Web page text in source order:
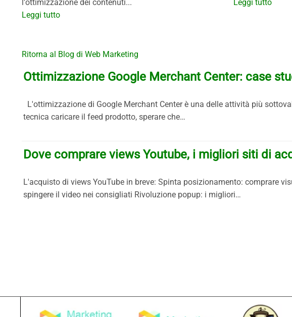
l'ottimizzazione dei contenuti...
Leggi tutto
Leggi tutto
Ritorna al Blog di Web Marketing
Ottimizzazione Google Merchant Center: case
L'ottimizzazione di Google Merchant Center è una delle attività più
tecnica caricare il feed prodotto, sperare che…
Dove comprare views Youtube, i migliori siti di
L'acquisto di views YouTube in breve: Spinta posizionamento: comprare
spingere il video nei consigliati Rivoluzione popup: i migliori…